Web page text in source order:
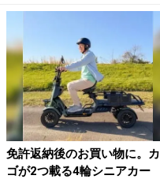
免許返納後のお買い物に。カ
ゴが2つ載る4輪シニアカー